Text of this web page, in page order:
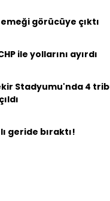
görücüye çıktı
ile yollarını ayırdı
Stadyumu'nda 4
geride bıraktı!